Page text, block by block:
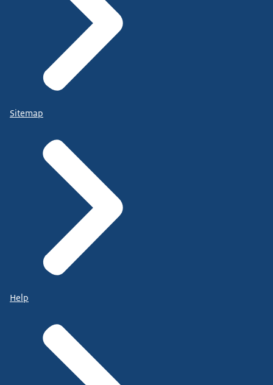
Sitemap
Help